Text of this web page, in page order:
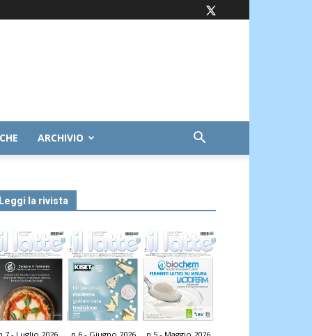
ARCHIVIO
Leggi la rivista